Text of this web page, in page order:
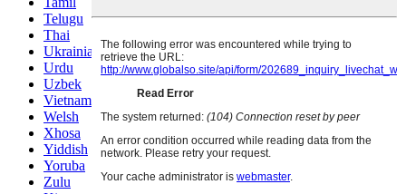
Telugu
Thai
Ukrainian
Urdu
Uzbek
Vietnamese
Welsh
Xhosa
Yiddish
Yoruba
Zulu